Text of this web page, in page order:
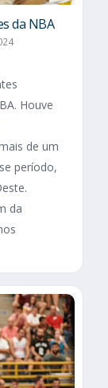
da NBA
Houve
de um
período,
da